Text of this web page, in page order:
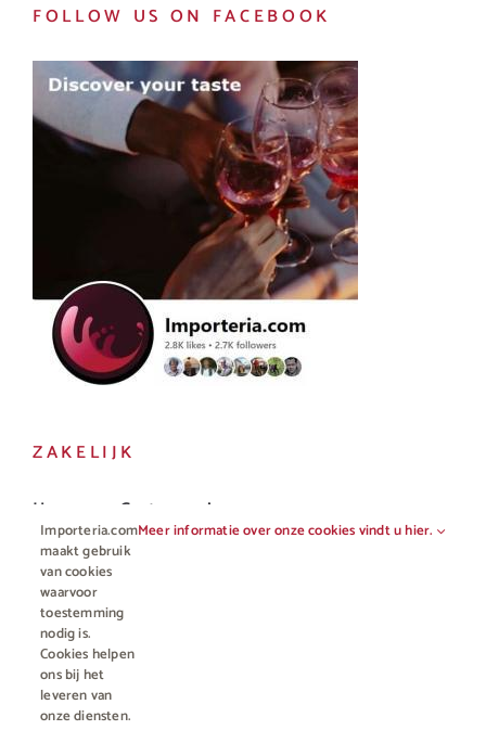
FOLLOW US ON FACEBOOK
ZAKELIJK
Horeca en Gastronomie
Vakhandel
Importeria.com
maakt gebruik
van cookies
waarvoor
toestemming
nodig is.
Cookies helpen
ons bij het
leveren van
onze diensten.
Meer informatie over onze cookies vindt u hier.